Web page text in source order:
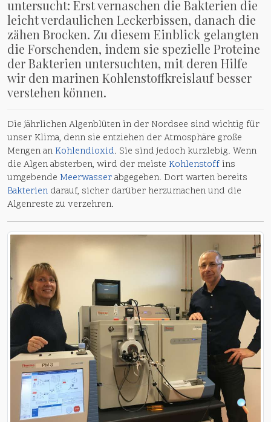
untersucht: Erst vernaschen die Bakterien die
leicht verdaulichen Leckerbissen, danach die
zähen Brocken. Zu diesem Einblick gelangten
die Forschenden, indem sie spezielle Proteine
der Bakterien untersuchten, mit deren Hilfe
wir den marinen Kohlenstoffkreislauf besser
verstehen können.
Die jährlichen Algenblüten in der Nordsee sind wichtig für
unser Klima, denn sie entziehen der Atmosphäre große
Mengen an Kohlendioxid. Sie sind jedoch kurzlebig. Wenn
die Algen absterben, wird der meiste Kohlenstoff ins
umgebende Meerwasserabgegeben. Dort warten bereits
Bakterien darauf, sicher darüber herzumachen und die
Algenreste zu verzehren.